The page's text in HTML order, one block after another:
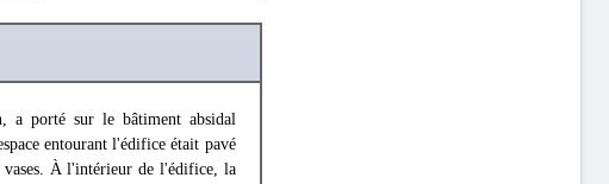
a porté sur le bâtiment absidal
entourant l'édifice était pavé
vases. À l'intérieur de l'édifice, la